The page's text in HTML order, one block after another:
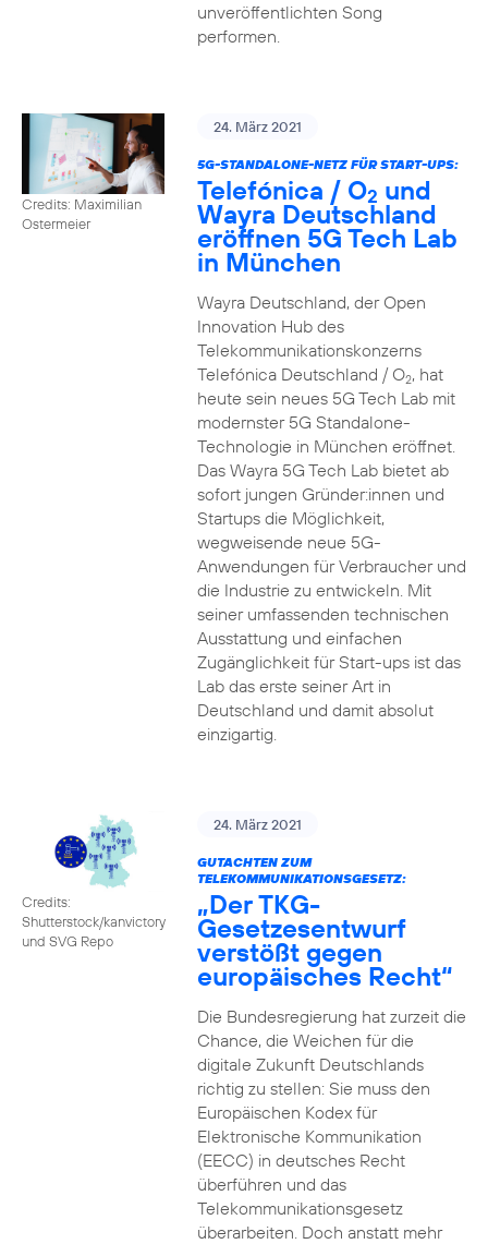
unveröffentlichten Song
performen.
Credits: Maximilian
Ostermeier
24. März 2021
5G-STANDALONE-NETZ FÜR START-UPS:
Telefónica / O2 und
Wayra Deutschland
eröffnen 5G Tech Lab
in München
Wayra Deutschland, der Open
Innovation Hub des
Telekommunikationskonzerns
Telefónica Deutschland / O2, hat
heute sein neues 5G Tech Lab mit
modernster 5G Standalone-
Technologie in München eröffnet.
Das Wayra 5G Tech Lab bietet ab
sofort jungen Gründer:innen und
Startups die Möglichkeit,
wegweisende neue 5G-
Anwendungen für Verbraucher und
die Industrie zu entwickeln. Mit
seiner umfassenden technischen
Ausstattung und einfachen
Zugänglichkeit für Start-ups ist das
Lab das erste seiner Art in
Deutschland und damit absolut
einzigartig.
Credits:
Shutterstock/kanvictory
und SVG Repo
24. März 2021
GUTACHTEN ZUM
TELEKOMMUNIKATIONSGESETZ:
„Der TKG-
Gesetzesentwurf
verstößt gegen
europäisches Recht“
Die Bundesregierung hat zurzeit die
Chance, die Weichen für die
digitale Zukunft Deutschlands
richtig zu stellen: Sie muss den
Europäischen Kodex für
Elektronische Kommunikation
(EECC) in deutsches Recht
überführen und das
Telekommunikationsgesetz
überarbeiten. Doch anstatt mehr